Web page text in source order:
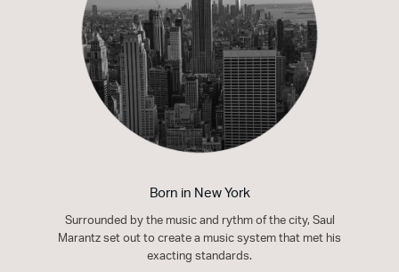
Born in New York
Surrounded by the music and rythm of the city, Saul
Marantz set out to create a music system that met his
exacting standards.